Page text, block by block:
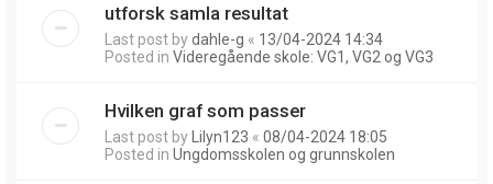
utforsk samla resultat
Last post bydahle-g « 13/04-2024 14:34
Posted in Videregående skole: VG1, VG2 og VG3
Hvilken graf som passer
Last post by Lilyn123 « 08/04-2024 18:05
Posted in Ungdomsskolen og grunnskolen